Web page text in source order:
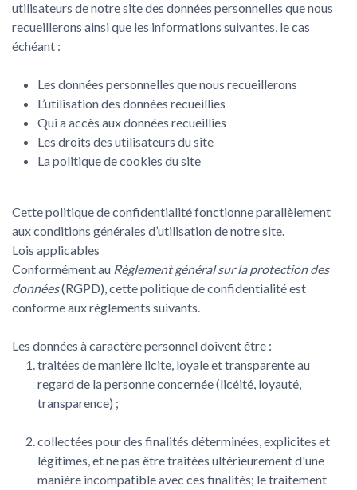
utilisateurs de notre site des données personnelles que nous
recueillerons ainsi que les informations suivantes, le cas
échéant :
Les données personnelles que nous recueillerons
L’utilisation des données recueillies
Qui a accès aux données recueillies
Les droits des utilisateurs du site
La politique de cookies du site
Cette politique de confidentialité fonctionne parallèlement
aux conditions générales d’utilisation de notre site.
Lois applicables
Conformément au Règlement général sur la protection des
données(RGPD), cette politique de confidentialité est
conforme aux règlements suivants.
Les données à caractère personnel doivent être :
traitées de manière licite, loyale et transparente au
regard de la personne concernée (licéité, loyauté,
transparence) ;
collectées pour des finalités déterminées, explicites et
légitimes, et ne pas être traitées ultérieurement d'une
manière incompatible avec ces finalités; le traitement